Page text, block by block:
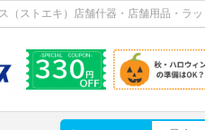
（ストエキ）店舗什器・店舗用品・ラ